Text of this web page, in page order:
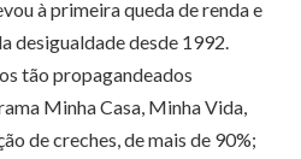
à primeira queda de renda e
desigualdade desde 1992.
tão propagandeados
Minha Casa, Minha Vida,
de creches, de mais de 90%;